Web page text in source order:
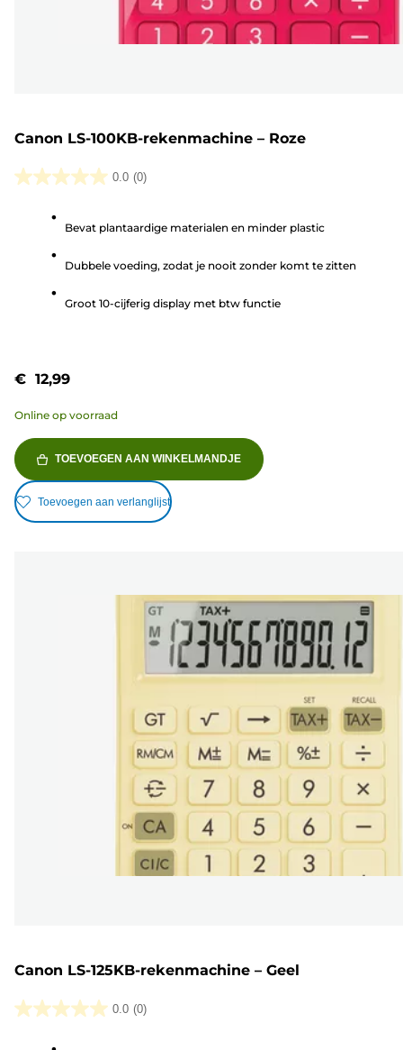
Canon LS-100KB-rekenmachine – Roze
0.0 (0)
0.0
sterren.
Bevat plantaardige materialen en minder plastic
Dubbele voeding, zodat je nooit zonder komt te zitten
Groot 10-cijferig display met btw functie
€ 12,99
Online op voorraad
TOEVOEGEN AAN WINKELMANDJE
Toevoegen aan verlanglijst
Canon LS-125KB-rekenmachine – Geel
0.0 (0)
0.0